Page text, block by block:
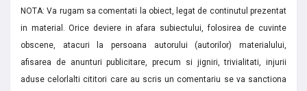
NOTA: Va rugam sa comentati la obiect, legat de continutul prezentat
in material. Orice deviere in afara subiectului, folosirea de cuvinte
obscene, atacuri la persoana autorului (autorilor) materialului,
afisarea de anunturi publicitare, precum si jigniri, trivialitati, injurii
aduse celorlalti cititori care au scris un comentariu se va sanctiona